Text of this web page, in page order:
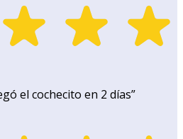
el cochecito en 2 días”